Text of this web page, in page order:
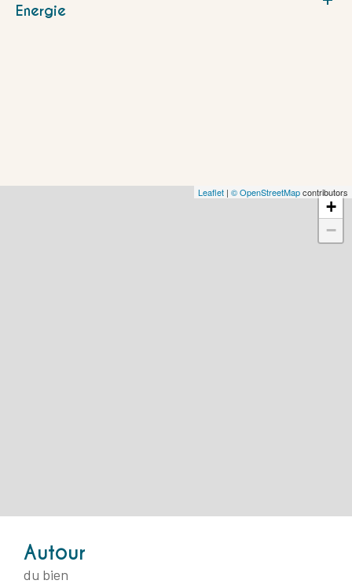
Energie
+
−
Leaflet | © OpenStreetMapcontributors
Autour
du bien